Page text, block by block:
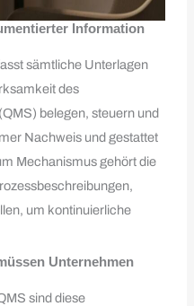
Information
sämtliche Unterlagen
des
belegen, steuern und
Nachweis und gestattet
Mechanismus gehört die
um kontinuierliche
Unternehmen
sind diese